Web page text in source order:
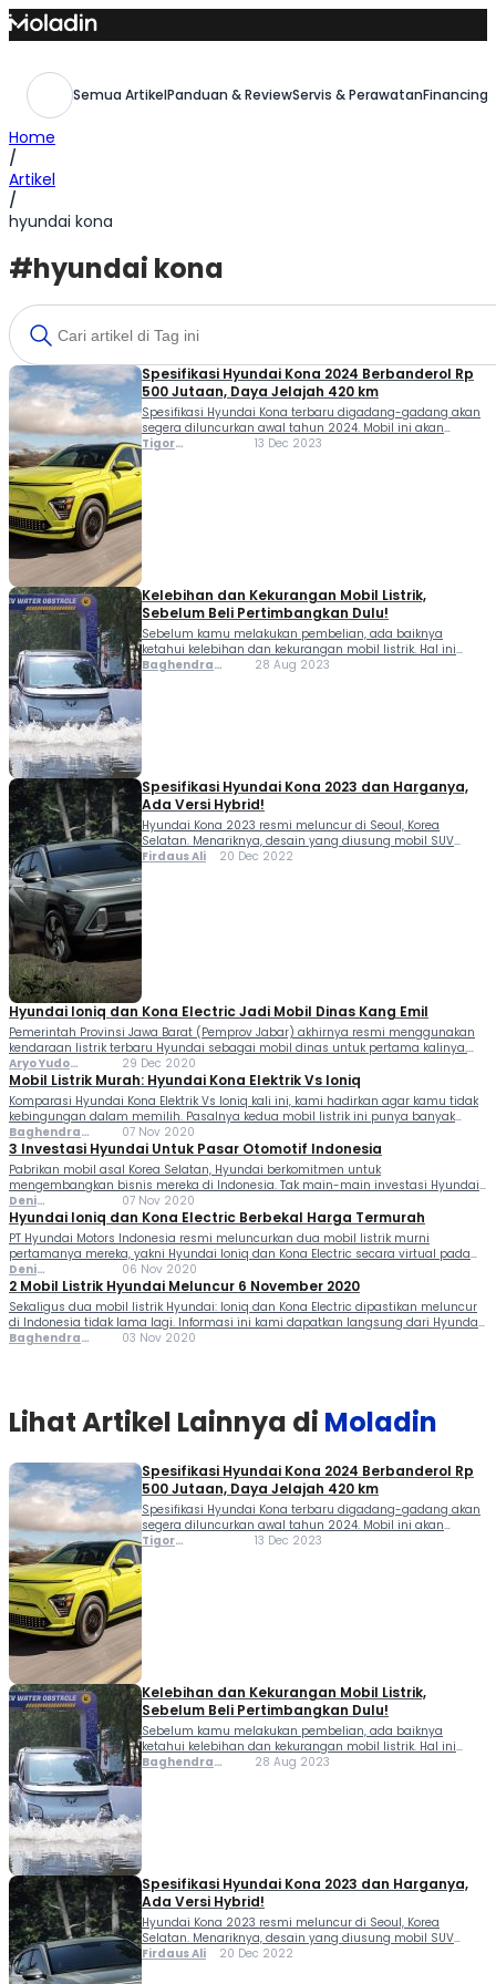
Skip
to
Semua ArtikelPanduan & ReviewServis & Perawatan
Home
/
Artikel
/
hyundai kona
#hyundai kona
Spesifikasi Hyundai Kona 2024 Berbanderol Rp
500 Jutaan, Daya Jelajah 420 km
Spesifikasi Hyundai Kona terbaru digadang-gadang akan
segera diluncurkan awal tahun 2024. Mobil ini akan
dipasarkan lebih dulu di Amerika Serikat dengan harga
Tigor
13 Dec 2023
Kelebihan dan Kekurangan Mobil Listrik,
Sebelum Beli Pertimbangkan Dulu!
Sebelum kamu melakukan pembelian, ada baiknya
ketahui kelebihan dan kekurangan mobil listrik. Hal ini
penting, supaya tidak menyesal di kemudian hari. Bukan
Baghendra
28 Aug 2023
Spesifikasi Hyundai Kona 2023 dan Harganya,
Ada Versi Hybrid!
Hyundai Kona 2023 resmi meluncur di Seoul, Korea
Selatan. Menariknya, desain yang diusung mobil SUV
ringkas ini terlihat lebih futuristik baik dari eksterior dan
Firdaus Ali 20 Dec 2022
Hyundai Ioniq dan Kona Electric Jadi Mobil Dinas Kang Emil
Pemerintah Provinsi Jawa Barat (Pemprov Jabar) akhirnya resmi menggunakan
kendaraan listrik terbaru Hyundai sebagai mobil dinas untuk pertama kalinya.
Adapun mobil listrik yang digunakan sebagai mobil dinas Pemprov Jabar adalah
Hyundai Ioniq dan Kona Electric. Pemprov Jabar membeli 2 unit...
Aryo Yudo
Purwanto Aryo
Yudo Purwanto
29 Dec 2020
Mobil Listrik Murah: Hyundai Kona Elektrik Vs Ioniq
Komparasi Hyundai Kona Elektrik Vs Ioniq kali ini, kami hadirkan agar kamu tidak
kebingungan dalam memilih. Pasalnya kedua mobil listrik ini punya banyak
kemiripan, terutama dari sisi harga yang ada di angka Rp 600 jutaan. Bicara
lebih jauh soal harga,...
Baghendra
Lodra
07 Nov 2020
3 Investasi Hyundai Untuk Pasar Otomotif Indonesia
Pabrikan mobil asal Korea Selatan, Hyundai berkomitmen untuk
mengembangkan bisnis mereka di Indonesia. Tak main-main investasi Hyundai
untuk pasar domestik, salah satunya melalui pembangunan pabrik di dalam
negeri. Investasi Hyundai pun tak sebatas itu saja, di mana pihak pabrikan
bakal...
Deni
Ferlindungan
07 Nov 2020
Hyundai Ioniq dan Kona Electric Berbekal Harga Termurah
PT Hyundai Motors Indonesia resmi meluncurkan dua mobil listrik murni
pertamanya mereka, yakni Hyundai Ioniq dan Kona Electric secara virtual pada
Jumat (6/11/2020). Kedua produk ini diklaim sesuai dengan komitmen pabrikan
untuk mendukung era elektrifikasi kendaraan bermotor di Indonesia. Seperti...
Deni
Ferlindungan
06 Nov 2020
2 Mobil Listrik Hyundai Meluncur 6 November 2020
Sekaligus dua mobil listrik Hyundai: Ioniq dan Kona Electric dipastikan meluncur
di Indonesia tidak lama lagi. Informasi ini kami dapatkan langsung dari Hyundai
melalui undangan resmi ke meja redaksi Moladin. "Kami ingin memperkenalkan
Baghendra
03 Nov 2020
Lihat Artikel Lainnya di Moladin
Spesifikasi Hyundai Kona 2024 Berbanderol Rp
500 Jutaan, Daya Jelajah 420 km
Spesifikasi Hyundai Kona terbaru digadang-gadang akan
segera diluncurkan awal tahun 2024. Mobil ini akan
dipasarkan lebih dulu di Amerika Serikat dengan harga
Tigor
13 Dec 2023
Kelebihan dan Kekurangan Mobil Listrik,
Sebelum Beli Pertimbangkan Dulu!
Sebelum kamu melakukan pembelian, ada baiknya
ketahui kelebihan dan kekurangan mobil listrik. Hal ini
penting, supaya tidak menyesal di kemudian hari. Bukan
Baghendra
28 Aug 2023
Spesifikasi Hyundai Kona 2023 dan Harganya,
Ada Versi Hybrid!
Hyundai Kona 2023 resmi meluncur di Seoul, Korea
Selatan. Menariknya, desain yang diusung mobil SUV
ringkas ini terlihat lebih futuristik baik dari eksterior dan
Firdaus Ali 20 Dec 2022